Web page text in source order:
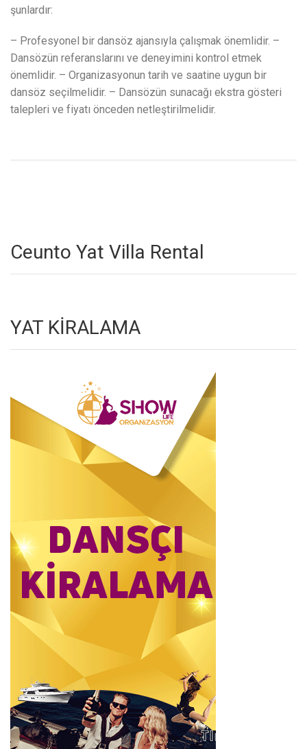
şunlardır:
– Profesyonel bir dansöz ajansıyla çalışmak önemlidir. –
Dansözün referanslarını ve deneyimini kontrol etmek
önemlidir. – Organizasyonun tarih ve saatine uygun bir
dansöz seçilmelidir. – Dansözün sunacağı ekstra gösteri
talepleri ve fiyatı önceden netleştirilmelidir.
Ceunto Yat Villa Rental
YAT KİRALAMA